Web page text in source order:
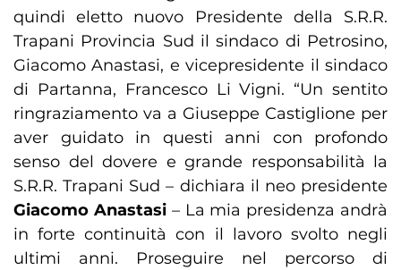
quindi eletto nuovo Presidente della S.R.R.
Trapani Provincia Sud il sindaco di Petrosino,
Giacomo Anastasi, e vicepresidente il sindaco
di Partanna, Francesco Li Vigni. “Un sentito
ringraziamento va a Giuseppe Castiglione per
aver guidato in questi anni con profondo
senso del dovere e grande responsabilità la
S.R.R. Trapani Sud – dichiara il neo presidente
Giacomo Anastasi– La mia presidenza andrà
in forte continuità con il lavoro svolto negli
ultimi anni. Proseguire nel percorso di